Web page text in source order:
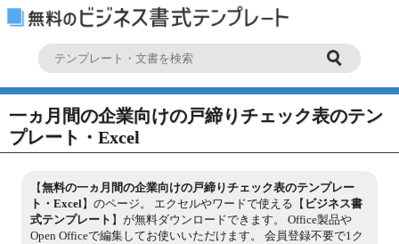
一ヵ月間の企業向けの戸締りチェック表のテン
プレート・Excel
【無料の一ヵ月間の企業向けの戸締りチェック表のテンプレー
ト・Excel】のページ。 エクセルやワードで使える【 ビジネス書
式テンプレート 】が無料ダウンロードできます。 Office製品や
Open Officeで編集してお使いいただけます。 会員登録不要で1ク